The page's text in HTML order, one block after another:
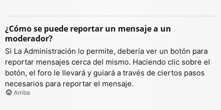
¿Cómo se puede reportar un mensaje a un
moderador?
Si La Administración lo permite, debería ver un botón para
reportar mensajes cerca del mismo. Haciendo clic sobre el
botón, el foro le llevará y guiará a través de ciertos pasos
necesarios para reportar el mensaje.
Arriba